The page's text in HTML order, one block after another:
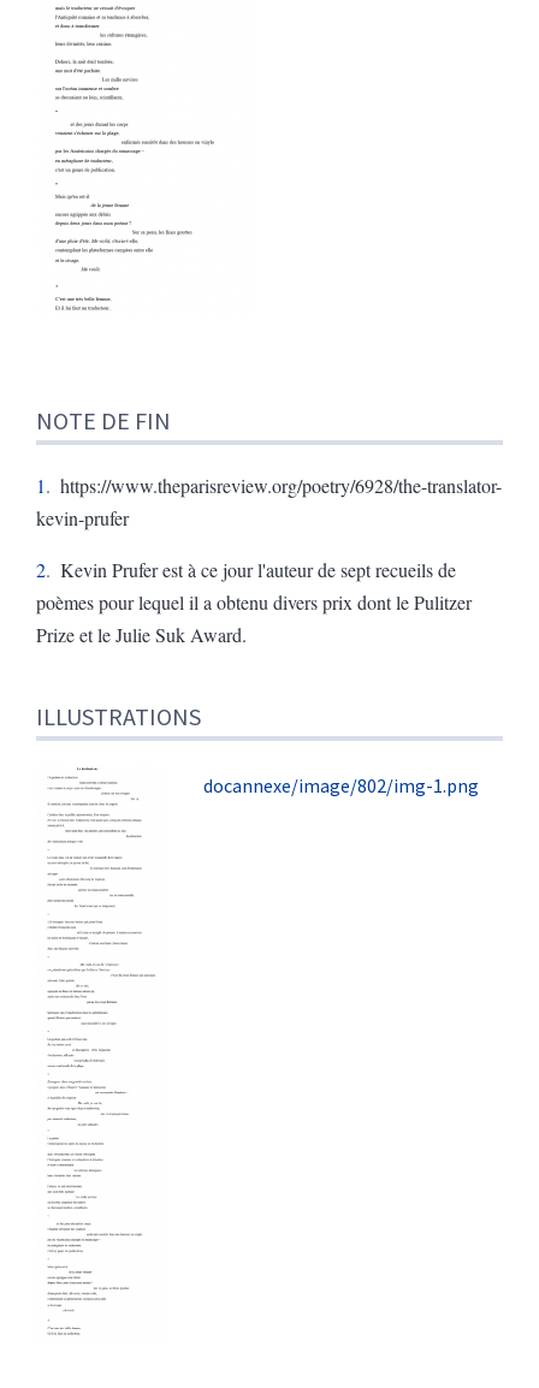
NOTE DE FIN
1
https://www.theparisreview.org/poetry/6928/the-translator-
kevin-prufer
2 Kevin Prufer est à ce jour l'auteur de sept recueils de
poèmes pour lequel il a obtenu divers prix dont le Pulitzer
Prize et le Julie Suk Award.
ILLUSTRATIONS
docannexe/image/802/img-1.png